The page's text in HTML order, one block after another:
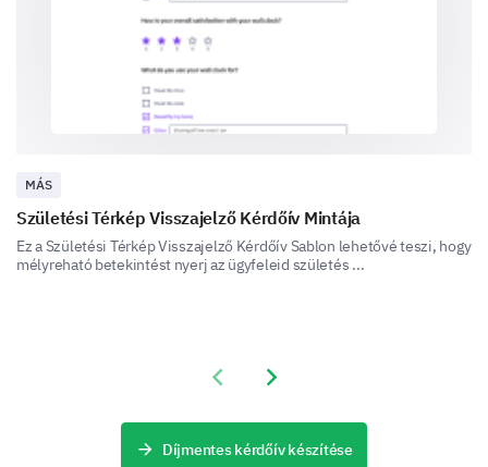
Professionalism
Problem Resolution
MÁS
Születési Térkép Visszajelző Kérdőív Mintája
Ez a Születési Térkép Visszajelző Kérdőív Sablon lehetővé teszi, hogy
mélyreható betekintést nyerj az ügyfeleid születés ...
Previous slide
Next slide
Díjmentes kérdőív készítése